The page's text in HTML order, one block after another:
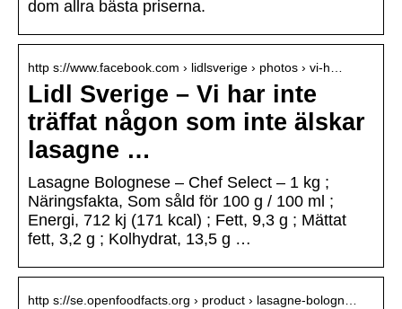
dom allra bästa priserna.
http s://www.facebook.com › lidlsverige › photos › vi-h…
Lidl Sverige – Vi har inte
träffat någon som inte älskar
lasagne …
Lasagne Bolognese – Chef Select – 1 kg ;
Näringsfakta, Som såld för 100 g / 100 ml ;
Energi, 712 kj (171 kcal) ; Fett, 9,3 g ; Mättat
fett, 3,2 g ; Kolhydrat, 13,5 g …
http s://se.openfoodfacts.org › product › lasagne-bologn…